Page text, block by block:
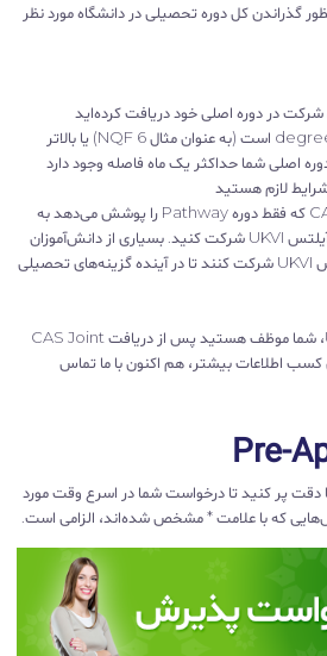
گذراندن کل دوره تحصیلی در دانشگاه مورد نظر
در دوره اصلی خود دریافت کرده‌اید
اصلی شما حداکثر یک ماه فاصله وجود دارد
لازم هستید
اگر قصد دارید تنها با داشتن CAS که فقط دوره Pathway را پوشش می‌دهد به
انگلستان بیایید، باید در آزمون آیلتس UKVI شرکت کنید. بسیاری از دانش‌آموزان
تصمیم می‌گیرند در آزمون آیلتس UKVI شرکت کنند تا در آینده گزینه‌های تحصیلی
به منظور پیروی از قوانین UKVI، شما موظف هستید پس از دریافت CAS Joint
اطلاعات بیشتر، هم اکنون با ما تماس
دقت پر کنید تا درخواست شما در اسرع وقت مورد
که با علامت * مشخص شده‌اند، الزامی است.